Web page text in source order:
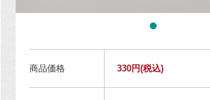
商品価格 330円(税込)